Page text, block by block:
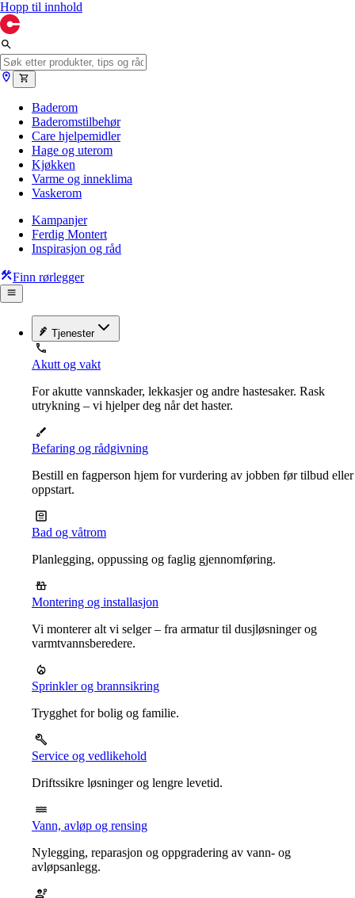
Hopp til innhold
Baderom
Baderomstilbehør
Care hjelpemidler
Hage og uterom
Kjøkken
Varme og inneklima
Vaskerom
Kampanjer
Ferdig Montert
Inspirasjon og råd
Finn rørlegger
Tjenester
Akutt og vakt
For akutte vannskader, lekkasjer og andre hastesaker. Rask
utrykning – vi hjelper deg når det haster.
Befaring og rådgivning
Bestill en fagperson hjem for vurdering av jobben før tilbud eller
oppstart.
Bad og våtrom
Planlegging, oppussing og faglig gjennomføring.
Montering og installasjon
Vi monterer alt vi selger – fra armatur til dusjløsninger og
varmtvannsberedere.
Sprinkler og brannsikring
Trygghet for bolig og familie.
Service og vedlikehold
Driftssikre løsninger og lengre levetid.
Vann, avløp og rensing
Nylegging, reparasjon og oppgradering av vann- og
avløpsanlegg.